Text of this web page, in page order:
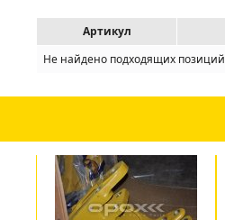
Артикул
Не найдено подходящих позиций